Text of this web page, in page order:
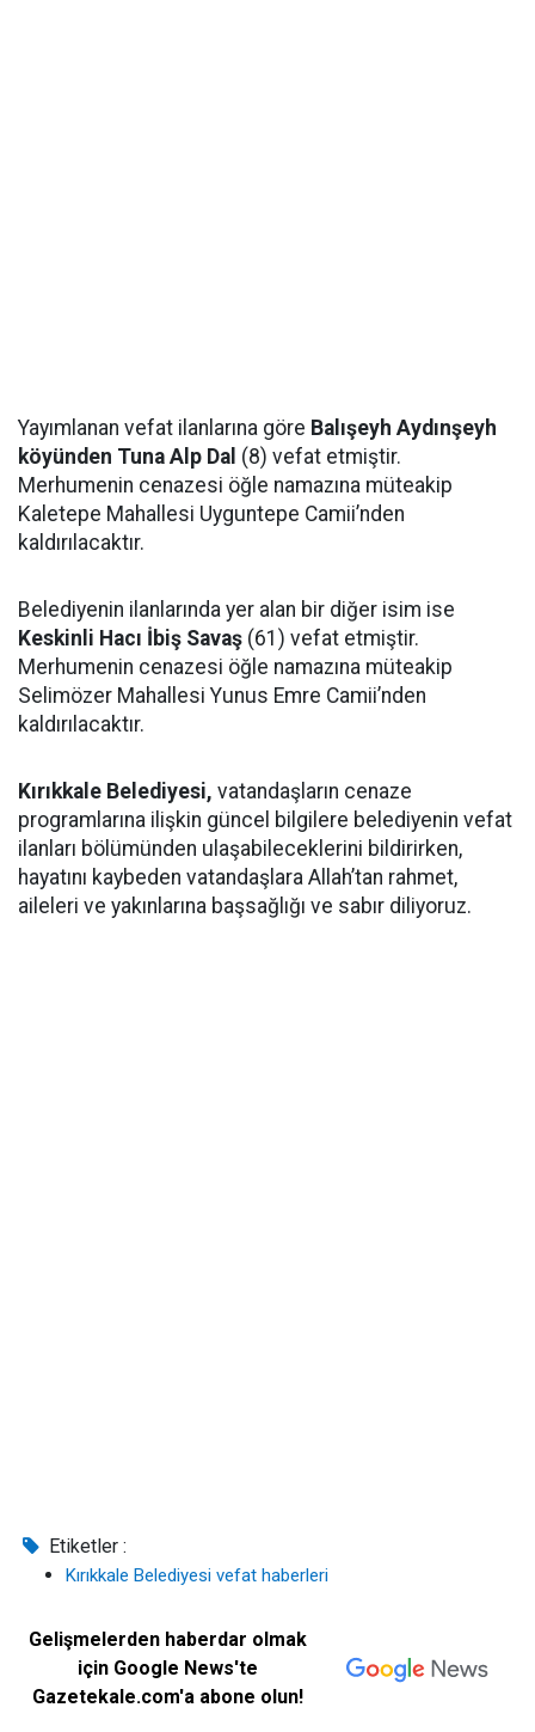
Yayımlanan vefat ilanlarına göre Balışeyh Aydınşeyh
köyünden Tuna Alp Dal (8) vefat etmiştir.
Merhumenin cenazesi öğle namazına müteakip
Kaletepe Mahallesi Uyguntepe Camii’nden
kaldırılacaktır.
Belediyenin ilanlarında yer alan bir diğer isim ise
Keskinli Hacı İbiş Savaş (61) vefat etmiştir.
Merhumenin cenazesi öğle namazına müteakip
Selimözer Mahallesi Yunus Emre Camii’nden
kaldırılacaktır.
Kırıkkale Belediyesi, vatandaşların cenaze
programlarına ilişkin güncel bilgilere belediyenin vefat
ilanları bölümünden ulaşabileceklerini bildirirken,
hayatını kaybeden vatandaşlara Allah’tan rahmet,
aileleri ve yakınlarına başsağlığı ve sabır diliyoruz.
Etiketler :
Kırıkkale Belediyesi vefat haberleri
Gelişmelerden haberdar olmak
için Google News'te
Gazetekale.com'a abone olun!